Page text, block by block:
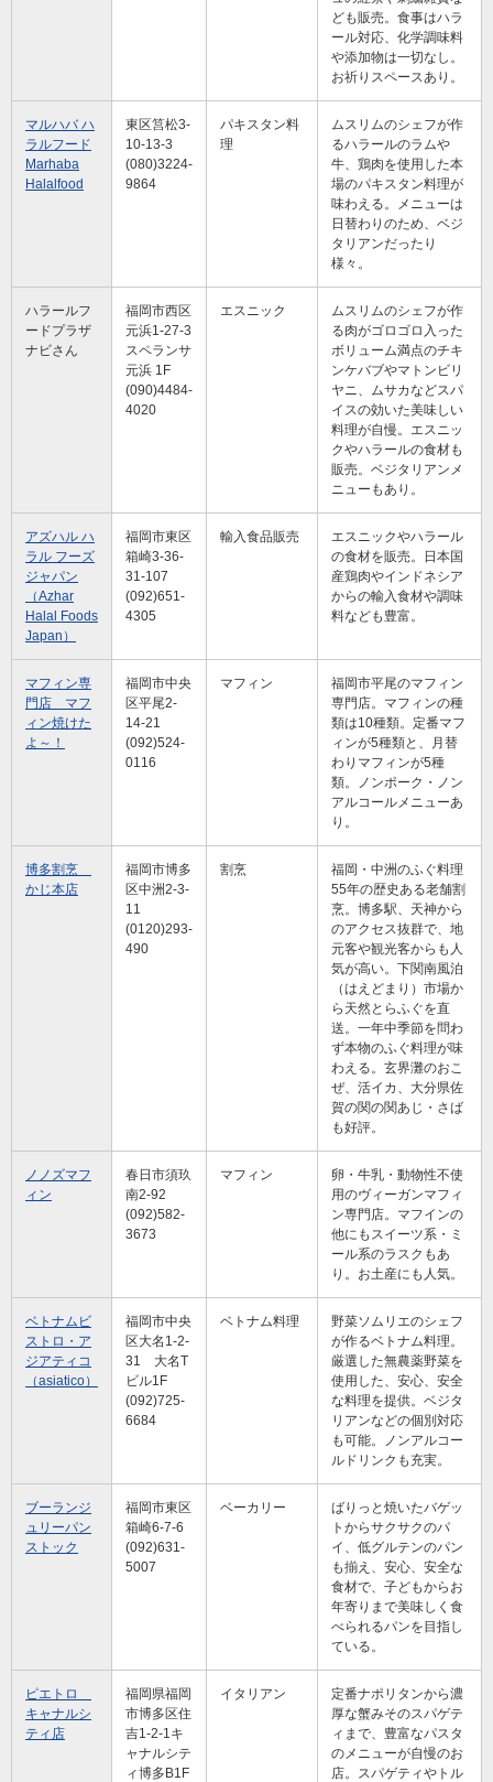
ども販売。食事はハラ
ール対応、化学調味料
や添加物は一切なし。
お祈りスペースあり。
マルハバ ハ
ラルフード
Marhaba
Halalfood
東区筥松3-
10-13-3
(080)3224-
9864
パキスタン料
理
ムスリムのシェフが作
るハラールのラムや
牛、鶏肉を使用した本
場のパキスタン料理が
味わえる。メニューは
日替わりのため、ベジ
タリアンだったり
様々。
ハラールフ
ードプラザ
ナビさん
福岡市西区
元浜1-27-3
スペランサ
元浜 1F
(090)4484-
4020
エスニック
ムスリムのシェフが作
る肉がゴロゴロ入った
ボリューム満点のチキ
ンケバブやマトンビリ
ヤニ、ムサカなどスパ
イスの効いた美味しい
料理が自慢。エスニッ
クやハラールの食材も
販売。ベジタリアンメ
ニューもあり。
アズハル ハ
ラル フーズ
ジャパン
（Azhar
Halal Foods
Japan）
福岡市東区
箱崎3-36-
31-107
(092)651-
4305
輸入食品販売
エスニックやハラール
の食材を販売。日本国
産鶏肉やインドネシア
からの輸入食材や調味
料なども豊富。
マフィン専
門店 マフ
ィン焼けた
よ～！
福岡市中央
区平尾2-
14-21
(092)524-
0116
マフィン
福岡市平尾のマフィン
専門店。マフィンの種
類は10種類。定番マフ
ィンが5種類と、月替
わりマフィンが5種
類。ノンポーク・ノン
アルコールメニューあ
り。
博多割烹
かじ本店
福岡市博多
区中洲2-3-
11
(0120)293-
490
割烹
福岡・中洲のふぐ料理
55年の歴史ある老舗割
烹。博多駅、天神から
のアクセス抜群で、地
元客や観光客からも人
気が高い。下関南風泊
（はえどまり）市場か
ら天然とらふぐを直
送。一年中季節を問わ
ず本物のふぐ料理が味
わえる。玄界灘のおこ
ぜ、活イカ、大分県佐
賀の関の関あじ・さば
も好評。
ノノズマフ
ィン
春日市須玖
南2-92
(092)582-
3673
マフィン
卵・牛乳・動物性不使
用のヴィーガンマフィ
ン専門店。マフインの
他にもスイーツ系・ミ
ール系のラスクもあ
り。お土産にも人気。
ベトナムビ
ストロ・ア
ジアティコ
（asiatico）
福岡市中央
区大名1-2-
31 大名T
ビル1F
(092)725-
6684
ベトナム料理
野菜ソムリエのシェフ
が作るベトナム料理。
厳選した無農薬野菜を
使用した、安心、安全
な料理を提供。ベジタ
リアンなどの個別対応
も可能。ノンアルコー
ルドリンクも充実。
ブーランジ
ュリーパン
ストック
福岡市東区
箱崎6-7-6
(092)631-
5007
ベーカリー
ばりっと焼いたバゲッ
トからサクサクのパ
イ、低グルテンのパン
も揃え、安心、安全な
食材で、子どもからお
年寄りまで美味しく食
べられるパンを目指し
ている。
ピエトロ
キャナルシ
ティ店
福岡県福岡
市博多区住
吉1-2-1キ
ャナルシテ
ィ博多B1F
イタリアン
定番ナポリタンから濃
厚な蟹みそのスパゲテ
ィまで、豊富なパスタ
のメニューが自慢のお
店。スパゲティやトル